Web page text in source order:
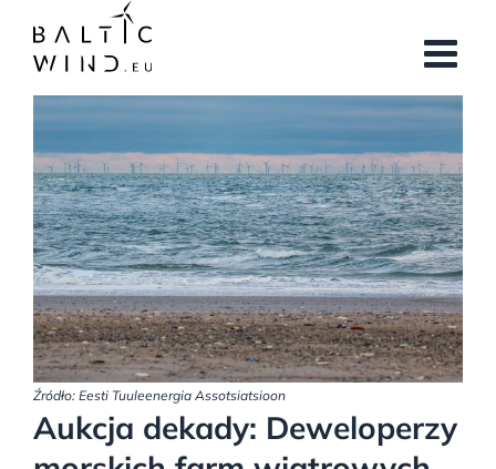
zawartości
Pokaż
obrazek
Źródło: Eesti Tuuleenergia Assotsiatsioon
Aukcja dekady: Deweloperzy